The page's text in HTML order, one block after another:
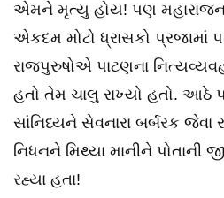
એમને મૃત્યુ હોય! પણ મહારાજના
એકદમ મોટો ધ્રાસકો પ્રજામાં
રાજપુરુષોએ પાટણના
હતો તેમ ચાલુ રાખ્યો હતો. આઠે
સાંનિધ્યને સેવનારા બર્બરક
નિધનને મિથ્યા માનીને પોતાની
રહ્યા હતા!